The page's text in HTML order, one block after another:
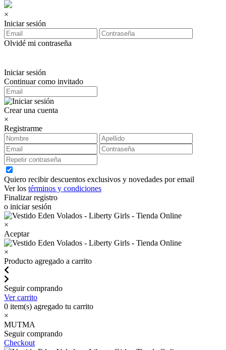
×
Iniciar sesión
Olvidé mi contraseña
Iniciar sesión
Continuar como invitado
Crear una cuenta
×
Registrarme
Quiero recibir descuentos exclusivos y novedades por email
Ver los términos y condiciones
Finalizar registro
o iniciar sesión
×
Aceptar
×
Producto agregado a carrito
Seguir comprando
Ver carrito
0 item(s) agregado tu carrito
×
MUTMA
Seguir comprando
Checkout